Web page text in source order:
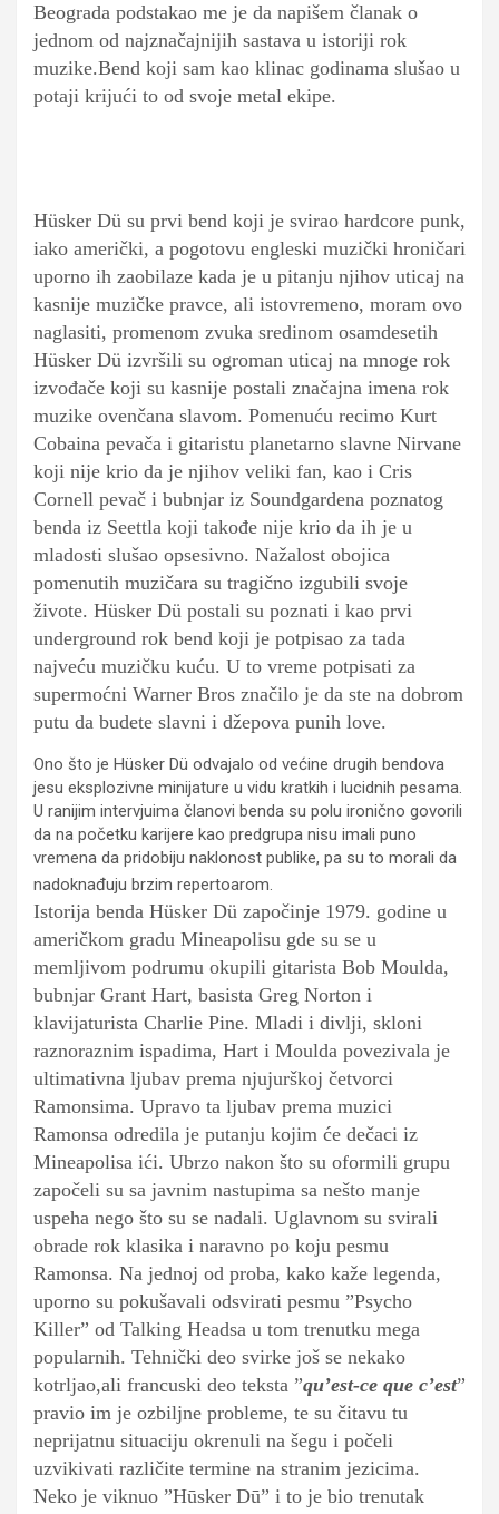
Beograda podstakao me je da napišem članak o
jednom od najznačajnijih sastava u istoriji rok
muzike.Bend koji sam kao klinac godinama slušao u
potaji krijući to od svoje metal ekipe.
Hüsker Dü su prvi bend koji je svirao hardcore punk,
iako američki, a pogotovu engleski muzički hroničari
uporno ih zaobilaze kada je u pitanju njihov uticaj na
kasnije muzičke pravce, ali istovremeno, moram ovo
naglasiti, promenom zvuka sredinom osamdesetih
Hüsker Dü izvršili su ogroman uticaj na mnoge rok
izvođače koji su kasnije postali značajna imena rok
muzike ovenčana slavom. Pomenuću recimo Kurt
Cobaina pevača i gitaristu planetarno slavne Nirvane
koji nije krio da je njihov veliki fan, kao i Cris
Cornell pevač i bubnjar iz Soundgardena poznatog
benda iz Seettla koji takođe nije krio da ih je u
mladosti slušao opsesivno. Nažalost obojica
pomenutih muzičara su tragično izgubili svoje
živote. Hüsker Dü postali su poznati i kao prvi
underground rok bend koji je potpisao za tada
najveću muzičku kuću. U to vreme potpisati za
supermoćni Warner Bros značilo je da ste na dobrom
putu da budete slavni i džepova punih love.
Ono što je Hüsker Dü odvajalo od većine drugih bendova
jesu eksplozivne minijature u vidu kratkih i lucidnih pesama.
U ranijim intervjuima članovi benda su polu ironično govorili
da na početku karijere kao predgrupa nisu imali puno
vremena da pridobiju naklonost publike, pa su to morali da
nadoknađuju brzim repertoarom.
Istorija benda Hüsker Dü započinje 1979. godine u
američkom gradu Mineapolisu gde su se u
memljivom podrumu okupili gitarista Bob Moulda,
bubnjar Grant Hart, basista Greg Norton i
klavijaturista Charlie Pine. Mladi i divlji, skloni
raznoraznim ispadima, Hart i Moulda povezivala je
ultimativna ljubav prema njujurškoj četvorci
Ramonsima. Upravo ta ljubav prema muzici
Ramonsa odredila je putanju kojim će dečaci iz
Mineapolisa ići. Ubrzo nakon što su oformili grupu
započeli su sa javnim nastupima sa nešto manje
uspeha nego što su se nadali. Uglavnom su svirali
obrade rok klasika i naravno po koju pesmu
Ramonsa. Na jednoj od proba, kako kaže legenda,
uporno su pokušavali odsvirati pesmu ”Psycho
Killer” od Talking Headsa u tom trenutku mega
popularnih. Tehnički deo svirke još se nekako
kotrljao,ali francuski deo teksta ”qu’est-ce que c’est”
pravio im je ozbiljne probleme, te su čitavu tu
neprijatnu situaciju okrenuli na šegu i počeli
uzvikivati različite termine na stranim jezicima.
Neko je viknuo ”Hūsker Dū” i to je bio trenutak